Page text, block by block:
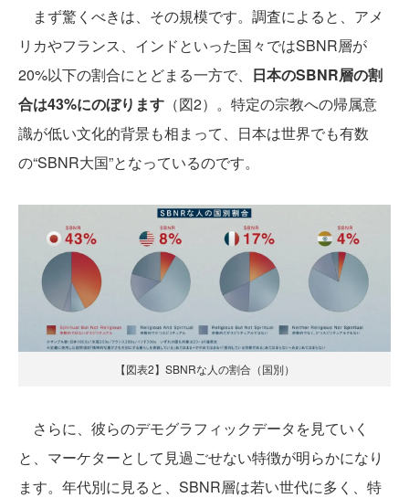
まず驚くべきは、その規模です。調査によると、アメ
リカやフランス、インドといった国々ではSBNR層が
20%以下の割合にとどまる一方で、 日本のSBNR層の割
合は43%にのぼります （図2）。特定の宗教への帰属意
識が低い文化的背景も相まって、日本は世界でも有数
の“SBNR大国”となっているのです。
【図表2】SBNRな人の割合（国別）
さらに、彼らのデモグラフィックデータを見ていく
と、マーケターとして見過ごせない特徴が明らかになり
ます。年代別に見ると、SBNR層は若い世代に多く、特